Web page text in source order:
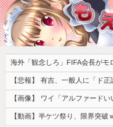
【動画】半ケツ祭り、限界突